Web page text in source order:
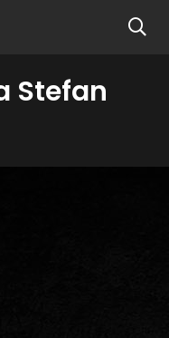
Stefan